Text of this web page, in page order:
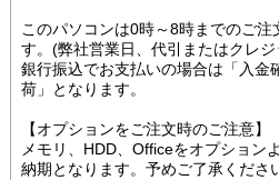
このパソコンは0時～8時までのご注
す。(弊社営業日、代引またはクレ
銀行振込でお支払いの場合は「入金
荷」となります。
【オプションをご注文時のご注意】
メモリ、HDD、Officeをオプション
納期となります。予めご了承くださ